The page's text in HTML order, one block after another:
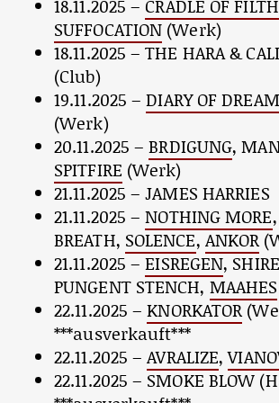
18.11.2025 – CRADLE OF FILTH
SUFFOCATION (Werk)
18.11.2025 – THE HARA &
(Club)
19.11.2025 –DIARY OF
(Werk)
20.11.2025 –BRDIGUNG,
SPITFIRE (Werk)
21.11.2025 – JAMES HARRIES
21.11.2025 –NOTHING MORE
BREATH, SOLENCE, ANKOR
21.11.2025 –EISREGEN,
PUNGENT STENCH, MAAHES
22.11.2025 –KNORKATOR
***ausverkauft***
22.11.2025 –AVRALIZE,
22.11.2025 – SMOKE BLOW